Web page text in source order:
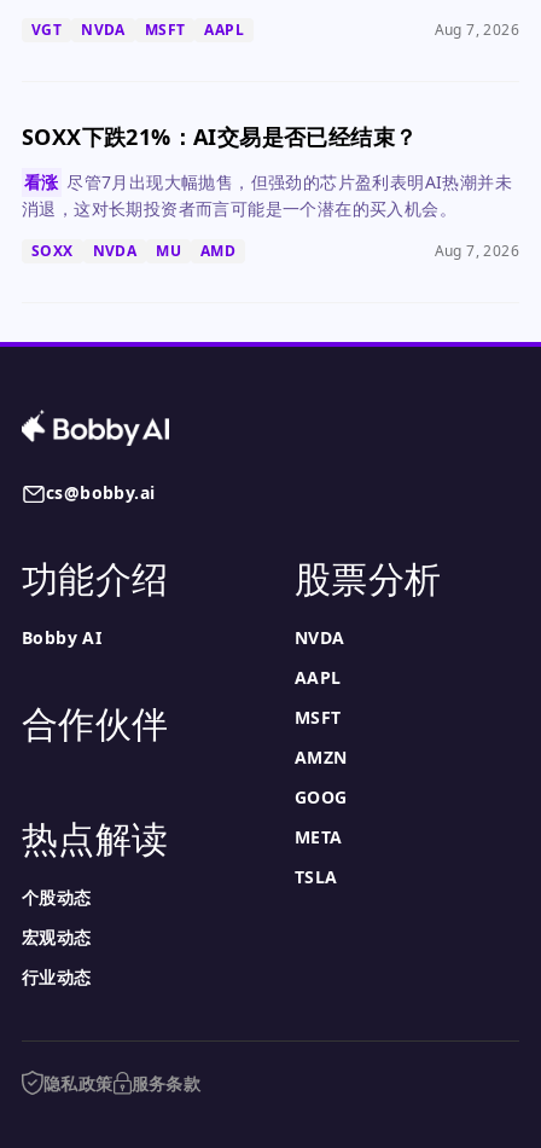
VGT NVDA MSFT AAPL Aug 7, 2026
SOXX下跌21%：AI交易是否已经结束？
看涨 尽管7月出现大幅抛售，但强劲的芯片盈利表明AI热潮并未
消退，这对长期投资者而言可能是一个潜在的买入机会。
SOXX NVDA MU AMD Aug 7, 2026
cs@bobby.ai
功能介绍
Bobby AI
合作伙伴
热点解读
个股动态
宏观动态
行业动态
股票分析
NVDA
AAPL
MSFT
AMZN
GOOG
META
TSLA
隐私政策 服务条款